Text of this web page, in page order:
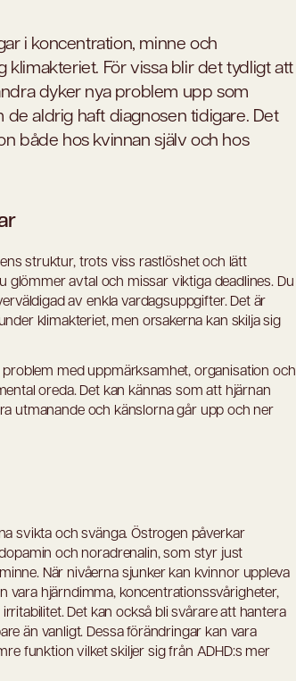
i koncentration, minne och
klimakteriet. För vissa blir det tydligt att
dyker nya problem upp som
de aldrig haft diagnosen tidigare. Det
både hos kvinnan själv och hos
struktur, trots viss rastlöshet och lätt
glömmer avtal och missar viktiga deadlines. Du
av enkla vardagsuppgifter. Det är
klimakteriet, men orsakerna kan skilja sig
med uppmärksamhet, organisation och
oreda. Det kan kännas som att hjärnan
utmanande och känslorna går upp och ner
svikta och svänga. Östrogen påverkar
och noradrenalin, som styr just
När nivåerna sjunker kan kvinnor uppleva
vara hjärndimma, koncentrationssvårigheter,
Det kan också bli svårare att hantera
än vanligt. Dessa förändringar kan vara
funktion vilket skiljer sig från ADHD:s mer